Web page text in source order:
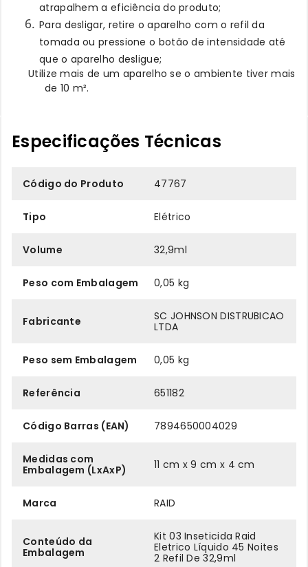
atrapalhem a eficiência do produto;
Para desligar, retire o aparelho com o refil da
tomada ou pressione o botão de intensidade até
que o aparelho desligue;
Utilize mais de um aparelho se o ambiente tiver mais
de 10 m².
Especificações Técnicas
Código do Produto 47767
Tipo Elétrico
Volume 32,9ml
Peso com Embalagem 0,05 kg
Fabricante
SC JOHNSON DISTRUBICAO
LTDA
Peso sem Embalagem 0,05 kg
Referência 651182
Código Barras (EAN) 7894650004029
Medidas com
Embalagem (LxAxP)
11 cm x 9 cm x 4 cm
Marca RAID
Conteúdo da
Embalagem
Kit 03 Inseticida Raid
Eletrico Líquido 45 Noites
2 Refil De 32,9ml